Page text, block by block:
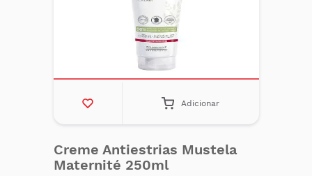
Adicionar
Creme Antiestrias Mustela
Maternité 250ml